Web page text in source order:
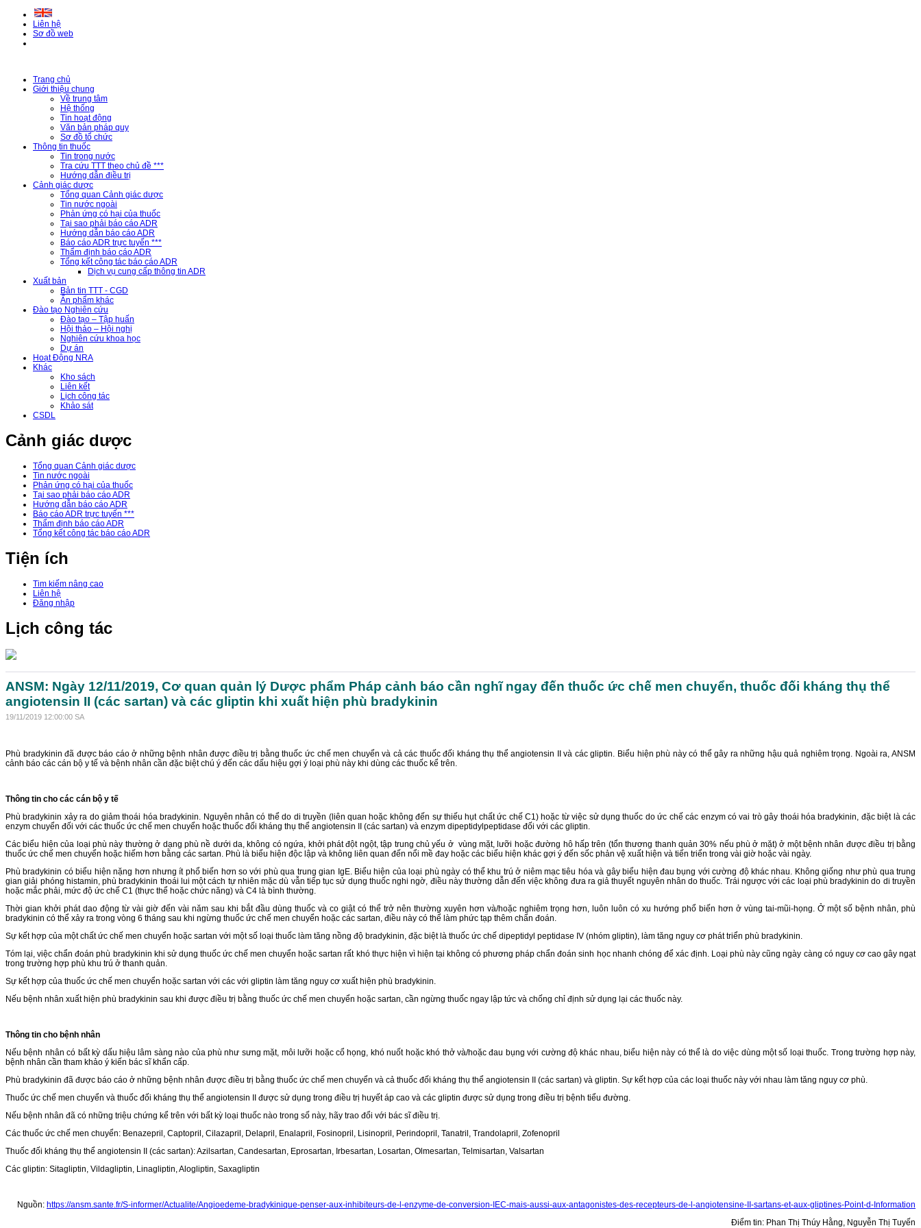
Liên hệ
Sơ đồ web
Trang chủ
Giới thiệu chung
Về trung tâm
Hệ thống
Tin hoạt động
Văn bản pháp quy
Sơ đồ tổ chức
Thông tin thuốc
Tin trong nước
Tra cứu TTT theo chủ đề ***
Hướng dẫn điều trị
Cảnh giác dược
Tổng quan Cảnh giác dược
Tin nước ngoài
Phản ứng có hại của thuốc
Tại sao phải báo cáo ADR
Hướng dẫn báo cáo ADR
Báo cáo ADR trực tuyến ***
Thẩm định báo cáo ADR
Tổng kết công tác báo cáo ADR
Dịch vụ cung cấp thông tin ADR
Xuất bản
Bản tin TTT - CGD
Ấn phẩm khác
Đào tạo Nghiên cứu
Đào tạo – Tập huấn
Hội thảo – Hội nghị
Nghiên cứu khoa học
Dự án
Hoạt Động NRA
Khác
Kho sách
Liên kết
Lịch công tác
Khảo sát
CSDL
Cảnh giác dược
Tổng quan Cảnh giác dược
Tin nước ngoài
Phản ứng có hại của thuốc
Tại sao phải báo cáo ADR
Hướng dẫn báo cáo ADR
Báo cáo ADR trực tuyến ***
Thẩm định báo cáo ADR
Tổng kết công tác báo cáo ADR
Tiện ích
Tim kiếm nâng cao
Liên hệ
Đăng nhập
Lịch công tác
ANSM: Ngày 12/11/2019, Cơ quan quản lý Dược phẩm Pháp cảnh báo cần nghĩ ngay đến thuốc ức chế men chuyển, thuốc đối kháng thụ thể
angiotensin II (các sartan) và các gliptin khi xuất hiện phù bradykinin
19/11/2019 12:00:00 SA
Phù bradykinin đã được báo cáo ở những bệnh nhân được điều trị bằng thuốc ức chế men chuyển và cả các thuốc đối kháng thụ thể angiotensin II và các gliptin. Biểu hiện phù này có thể gây ra những hậu quả nghiêm trọng. Ngoài ra, ANSM
cảnh báo các cán bộ y tế và bệnh nhân cần đặc biệt chú ý đến các dấu hiệu gợi ý loại phù này khi dùng các thuốc kể trên.
Thông tin cho các cán bộ y tế
Phù bradykinin xảy ra do giảm thoái hóa bradykinin. Nguyên nhân có thể do di truyền (liên quan hoặc không đến sự thiếu hụt chất ức chế C1) hoặc từ việc sử dụng thuốc do ức chế các enzym có vai trò gây thoái hóa bradykinin, đặc biệt là các
enzym chuyển đối với các thuốc ức chế men chuyển hoặc thuốc đối kháng thụ thể angiotensin II (các sartan) và enzym dipeptidylpeptidase đối với các gliptin.
Các biểu hiện của loại phù này thường ở dạng phù nề dưới da, không có ngứa, khởi phát đột ngột, tập trung chủ yếu ở vùng mặt, lưỡi hoặc đường hô hấp trên (tổn thương thanh quản 30% nếu phù ở mặt) ở một bệnh nhân được điều trị bằng
thuốc ức chế men chuyển hoặc hiếm hơn bằng các sartan. Phù là biểu hiện độc lập và không liên quan đến nổi mề đay hoặc các biểu hiện khác gợi ý đến sốc phản vệ xuất hiện và tiến triển trong vài giờ hoặc vài ngày.
Phù bradykinin có biểu hiện nặng hơn nhưng ít phổ biến hơn so với phù qua trung gian IgE. Biểu hiện của loại phù ngày có thể khu trú ở niêm mạc tiêu hóa và gây biểu hiện đau bụng với cường độ khác nhau. Không giống như phù qua trung
gian giải phóng histamin, phù bradykinin thoái lui một cách tự nhiên mặc dù vẫn tiếp tục sử dụng thuốc nghi ngờ, điều này thường dẫn đến việc không đưa ra giả thuyết nguyên nhân do thuốc. Trái ngược với các loại phù bradykinin do di truyền
hoặc mắc phải, mức độ ức chế C1 (thực thể hoặc chức năng) và C4 là bình thường.
Thời gian khởi phát dao động từ vài giờ đến vài năm sau khi bắt đầu dùng thuốc và co giật có thể trở nên thường xuyên hơn và/hoặc nghiêm trọng hơn, luôn luôn có xu hướng phổ biến hơn ở vùng tai-mũi-họng. Ở một số bệnh nhân, phù
bradykinin có thể xảy ra trong vòng 6 tháng sau khi ngừng thuốc ức chế men chuyển hoặc các sartan, điều này có thể làm phức tạp thêm chẩn đoán.
Sự kết hợp của một chất ức chế men chuyển hoặc sartan với một số loại thuốc làm tăng nồng độ bradykinin, đặc biệt là thuốc ức chế dipeptidyl peptidase IV (nhóm gliptin), làm tăng nguy cơ phát triển phù bradykinin.
Tóm lại, việc chẩn đoán phù bradykinin khi sử dụng thuốc ức chế men chuyển hoặc sartan rất khó thực hiện vì hiện tại không có phương pháp chẩn đoán sinh học nhanh chóng để xác định. Loại phù này cũng ngày càng có nguy cơ cao gây ngạt
trong trường hợp phù khu trú ở thanh quản.
Sự kết hợp của thuốc ức chế men chuyển hoặc sartan với các với gliptin làm tăng nguy cơ xuất hiện phù bradykinin.
Nếu bệnh nhân xuất hiện phù bradykinin sau khi được điều trị bằng thuốc ức chế men chuyển hoặc sartan, cần ngừng thuốc ngay lập tức và chống chỉ định sử dụng lại các thuốc này.
Thông tin cho bệnh nhân
Nếu bệnh nhân có bất kỳ dấu hiệu lâm sàng nào của phù như sưng mặt, môi lưỡi hoặc cổ họng, khó nuốt hoặc khó thở và/hoặc đau bụng với cường độ khác nhau, biểu hiện này có thể là do việc dùng một số loại thuốc. Trong trường hợp này,
bệnh nhân cần tham khảo ý kiến bác sĩ khẩn cấp.
Phù bradykinin đã được báo cáo ở những bệnh nhân được điều trị bằng thuốc ức chế men chuyển và cả thuốc đối kháng thụ thể angiotensin II (các sartan) và gliptin. Sự kết hợp của các loại thuốc này với nhau làm tăng nguy cơ phù.
Thuốc ức chế men chuyển và thuốc đối kháng thụ thể angiotensin II được sử dụng trong điều trị huyết áp cao và các gliptin được sử dụng trong điều trị bệnh tiểu đường.
Nếu bệnh nhân đã có những triệu chứng kể trên với bất kỳ loại thuốc nào trong số này, hãy trao đổi với bác sĩ điều trị.
Các thuốc ức chế men chuyển: Benazepril, Captopril, Cilazapril, Delapril, Enalapril, Fosinopril, Lisinopril, Perindopril, Tanatril, Trandolapril, Zofenopril
Thuốc đối kháng thụ thể angiotensin II (các sartan): Azilsartan, Candesartan, Eprosartan, Irbesartan, Losartan, Olmesartan, Telmisartan, Valsartan
Các gliptin: Sitagliptin, Vildagliptin, Linagliptin, Alogliptin, Saxagliptin
Nguồn: https://ansm.sante.fr/S-informer/Actualite/Angioedeme-bradykinique-penser-aux-inhibiteurs-de-l-enzyme-de-conversion-IEC-mais-aussi-aux-antagonistes-des-recepteurs-de-l-angiotensine-II-sartans-et-aux-gliptines-Point-d-Information
Điểm tin: Phan Thị Thúy Hằng, Nguyễn Thị Tuyến